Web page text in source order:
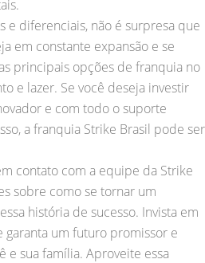
e diferenciais, não é surpresa que
em constante expansão e se
principais opções de franquia no
e lazer. Se você deseja investir
e com todo o suporte
a franquia Strike Brasil pode ser
contato com a equipe da Strike
sobre como se tornar um
história de sucesso. Invista em
garanta um futuro promissor e
e sua família. Aproveite essa